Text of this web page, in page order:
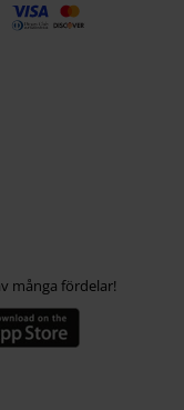
många fördelar!